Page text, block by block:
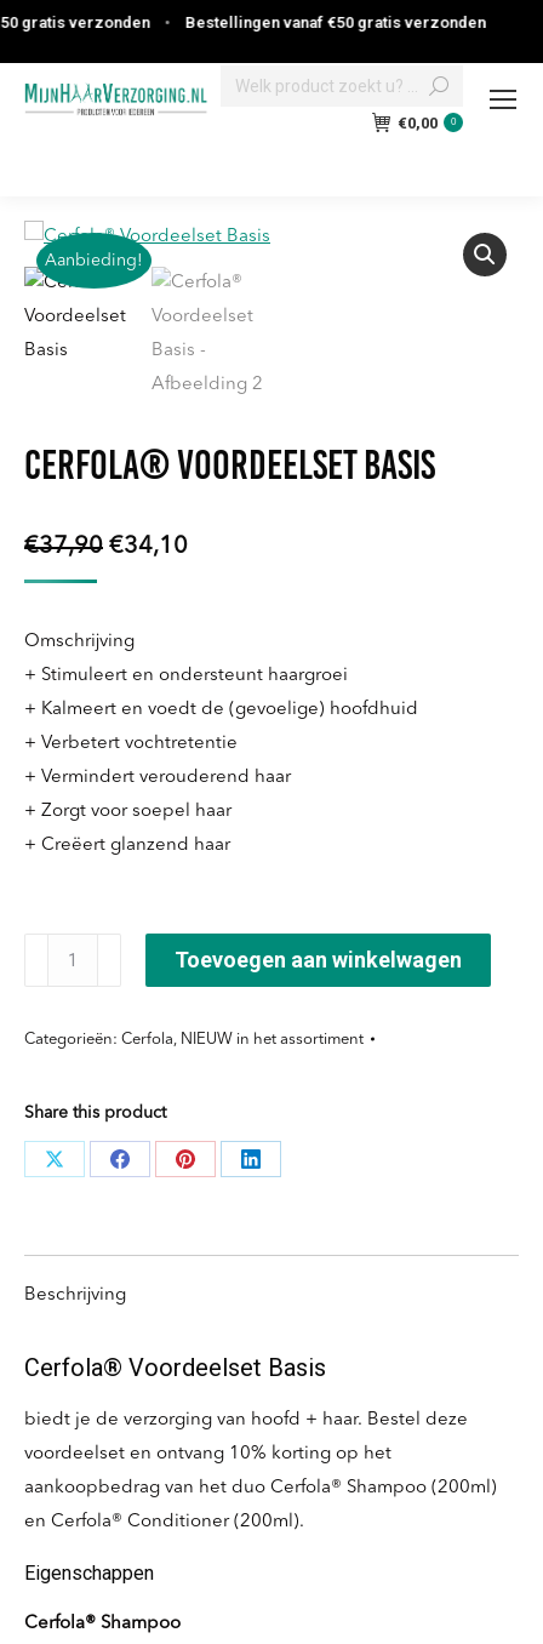
verzonden • Bestellingen vanaf €50 gratis verzonden
Search:
€0,00 0
Aanbieding!
Cerfola® Voordeelset Basis
€37,90 Oorspronkelijke
€37,90.
€34,10Huidige
Omschrijving
+ Stimuleert en ondersteunt haargroei
+ Kalmeert en voedt de (gevoelige) hoofdhuid
+ Verbetert vochtretentie
+ Vermindert verouderend haar
+ Zorgt voor soepel haar
+ Creëert glanzend haar
aantal
Toevoegen aan winkelwagen
Categorieën: Cerfola NIEUW in het assortiment
Share this product
Deel
Deel
Deel
Deel
Beschrijving
Cerfola® Voordeelset Basis
biedt je de verzorging van hoofd + haar. Bestel deze
voordeelset en ontvang 10% korting op het
aankoopbedrag van het duo Cerfola® Shampoo (200ml)
en Cerfola® Conditioner (200ml).
Eigenschappen
Cerfola® Shampoo